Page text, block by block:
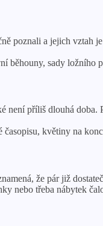
poznali a jejich
běhouny, sady ložního
příliš dlouhá
květiny na
že pár již
nebo třeba nábytek